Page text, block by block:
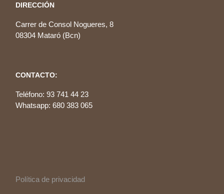
DIRECCIÓN
Carrer de Consol Nogueres, 8
08304 Mataró (Bcn)
CONTACTO:
Teléfono: 93 741 44 23
Whatsapp: 680 383 065
Política de privacidad